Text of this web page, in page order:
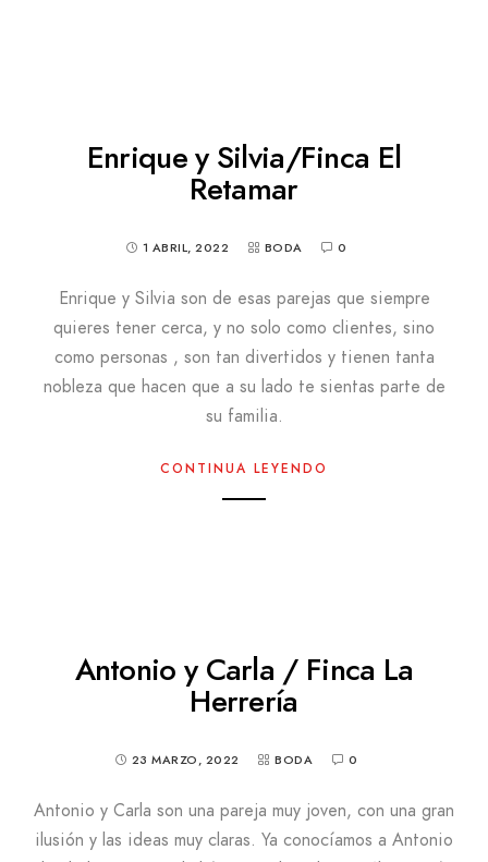
Enrique y Silvia/Finca El
Retamar
1 ABRIL, 2022 BODA 0
Enrique y Silvia son de esas parejas que siempre
quieres tener cerca, y no solo como clientes, sino
como personas , son tan divertidos y tienen tanta
nobleza que hacen que a su lado te sientas parte de
su familia.
CONTINUA LEYENDO
Antonio y Carla / Finca La
Herrería
23 MARZO, 2022 BODA 0
Antonio y Carla son una pareja muy joven, con una gran
ilusión y las ideas muy claras. Ya conocíamos a Antonio